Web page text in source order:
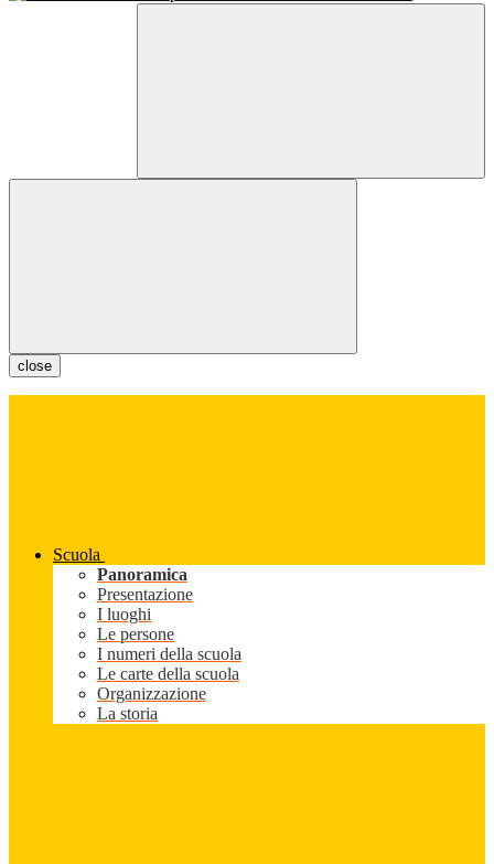
close
Scuola
Panoramica
Presentazione
I luoghi
Le persone
I numeri della scuola
Le carte della scuola
Organizzazione
La storia